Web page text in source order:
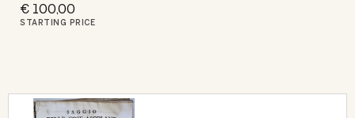
€ 100,00
STARTING PRICE